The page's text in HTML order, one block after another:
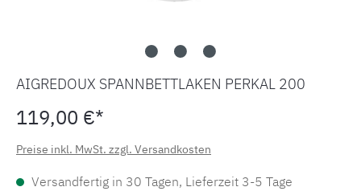
AIGREDOUX SPANNBETTLAKEN PERKAL 200
119,00 €*
Preise inkl. MwSt. zzgl. Versandkosten
Versandfertig in 30 Tagen, Lieferzeit 3-5 Tage